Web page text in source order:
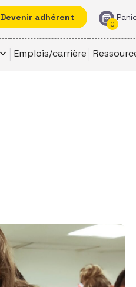
Devenir adhérent
0
Emplois/carrière